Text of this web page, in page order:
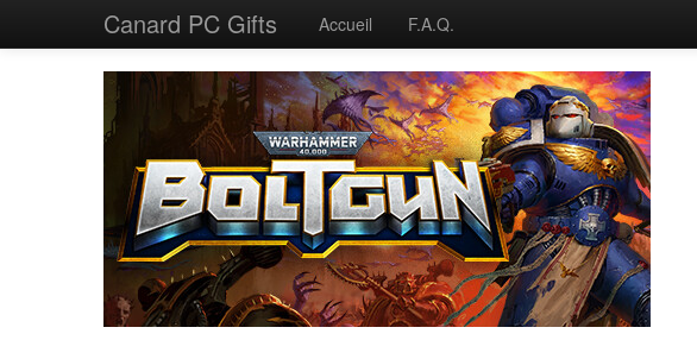
Canard PC Gifts Accueil F.A.Q.